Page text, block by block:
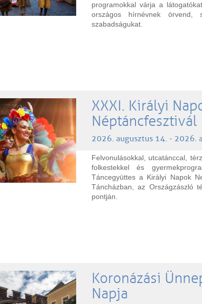
programokkal várja a
országos hírnévnek
szabadságukat.
XXXI. Királyi
Néptáncfesztivál
2026. augusztus 14. - 2026.
Felvonulásokkal, utcatánccal,
folkestekkel és
Táncegyüttes a Királyi Napok
Táncházban, az Országzászló
pontján.
Koronázási
Napja